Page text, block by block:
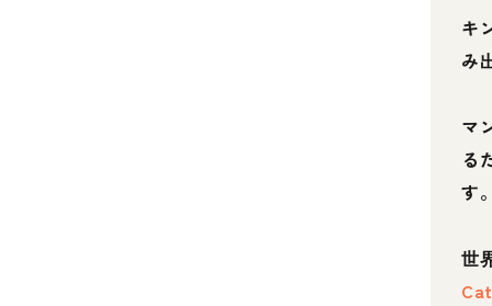
キ
み
マ
る
す
世